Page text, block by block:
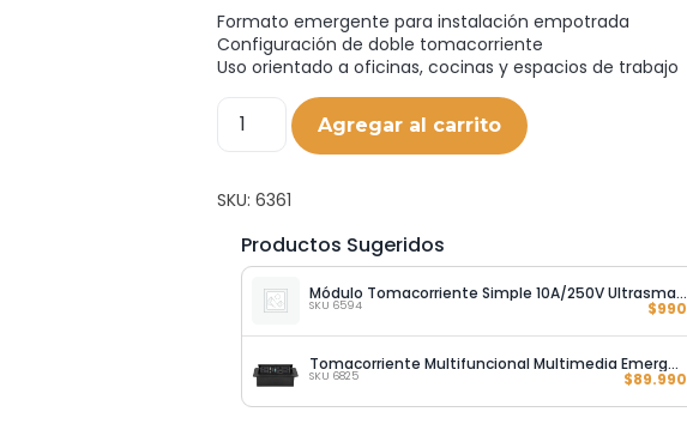
Formato emergente para instalación empotrada
Configuración de doble tomacorriente
Uso orientado a oficinas, cocinas y espacios de trabajo
Agregar al carrito
SKU:6361
Productos Sugeridos
Módulo Tomacorriente Simple 10A/250V Ultrasmart Black
SKU 6594 $990
Tomacorriente Multifuncional Multimedia Emergente
SKU 6825 $89.990